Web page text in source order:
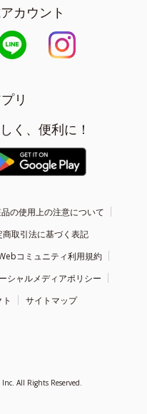
カウント
リ
く、便利に！
の使用上の注意について
商取引法に基づく表記
コミュニティ利用規約
シャルメディアポリシー
サイトマップ
Inc. All Rights Reserved.